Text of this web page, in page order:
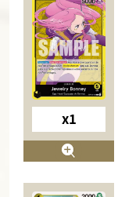
x1